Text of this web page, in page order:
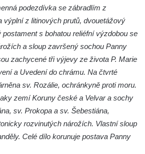
klášterem
nad Metují
Bolestné v Polici nad
v zámecké zahradě v
Trojice před zámkem v
Trojice na Tyršově
podezdívka se zábradlím z
výplní z litinových prutů, dvouetážový
s bohatou reliéfní výzdobou se
a sloup završený sochou Panny
zachycené tři výjevy ze života P. Marie
a Uvedení do chrámu. Na čtvrté
sv. Rozálie, ochránkyně proti moru.
zemí Koruny české a Velvar a sochy
sv. Prokopa a sv. Šebestiána,
rozvinutých nárožích. Vlastní sloup
Celé dílo korunuje postava Panny